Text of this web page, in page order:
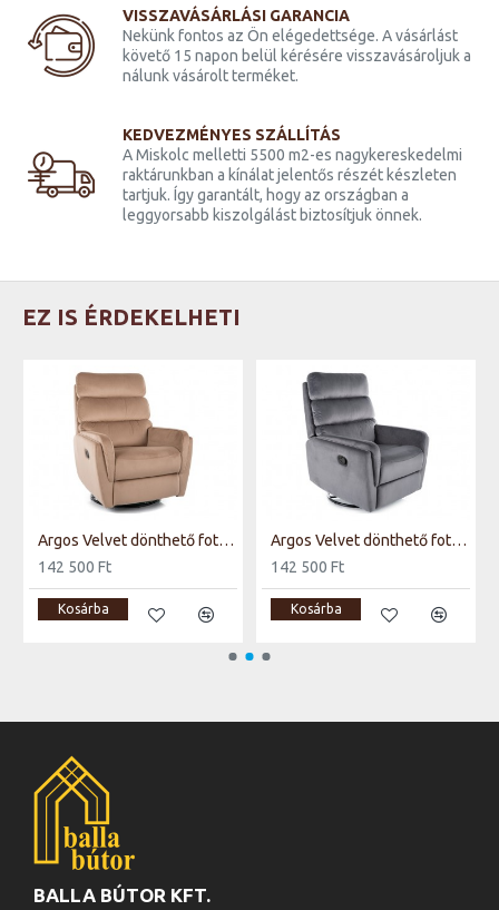
VISSZAVÁSÁRLÁSI GARANCIA
Nekünk fontos az Ön elégedettsége. A vásárlást
követő 15 napon belül kérésére visszavásároljuk a
nálunk vásárolt terméket.
KEDVEZMÉNYES SZÁLLÍTÁS
A Miskolc melletti 5500 m2-es nagykereskedelmi
raktárunkban a kínálat jelentős részét készleten
tartjuk. Így garantált, hogy az országban a
leggyorsabb kiszolgálást biztosítjuk önnek.
EZ IS ÉRDEKELHETI
Argos Velvet dönthető fotel bézs (Bluvel 28)
142 500 Ft
Kosárba
Argos Velvet dönthető fotel szürke (Bluvel 14)
142 500 Ft
Kosárba
BALLA BÚTOR KFT.